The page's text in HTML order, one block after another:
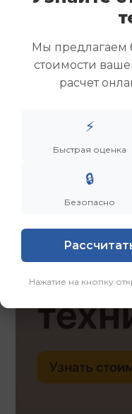
Скупка
Скупка ультрабуков
Скупка игровых
Скупка рабочих
Скупка старых
Заказать
Мы предлагаем
стоимости
расчет
⚡
Быстрая оценка
🔒
Безопасно
Нажатие на кнопку